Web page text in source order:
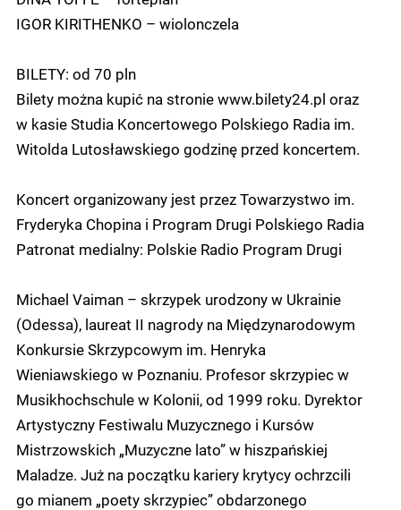
IGOR KIRITHENKO – wiolonczela
BILETY: od 70 pln
Bilety można kupić na stronie www.bilety24.pl oraz
w kasie Studia Koncertowego Polskiego Radia im.
Witolda Lutosławskiego godzinę przed koncertem.
Koncert organizowany jest przez Towarzystwo im.
Fryderyka Chopina i Program Drugi Polskiego Radia
Patronat medialny: Polskie Radio Program Drugi
Michael Vaiman – skrzypek urodzony w Ukrainie
(Odessa), laureat II nagrody na Międzynarodowym
Konkursie Skrzypcowym im. Henryka
Wieniawskiego w Poznaniu. Profesor skrzypiec w
Musikhochschule w Kolonii, od 1999 roku. Dyrektor
Artystyczny Festiwalu Muzycznego i Kursów
Mistrzowskich „Muzyczne lato” w hiszpańskiej
Maladze. Już na początku kariery krytycy ochrzcili
go mianem „poety skrzypiec” obdarzonego